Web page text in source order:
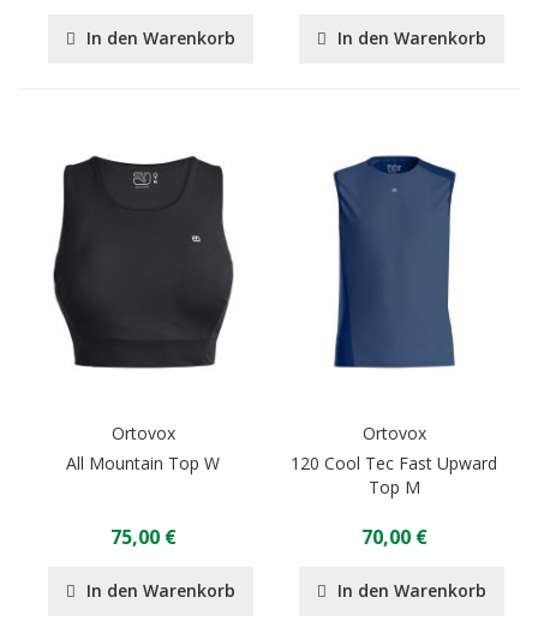
In den Warenkorb In den Warenkorb
Ortovox
All Mountain Top W
75,00 €
In den Warenkorb
Ortovox
120 Cool Tec Fast Upward
Top M
70,00 €
In den Warenkorb